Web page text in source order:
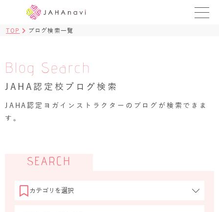
JAHAnaviトップ
認定校ブログ一覧
【京都】
ブログ一覧
TOP ブログ検索一覧
Blog Search
JAHA認定校ブログ検索
JAHA認定ヨガインストラクターのブログが検索できま
す。
SEARCH